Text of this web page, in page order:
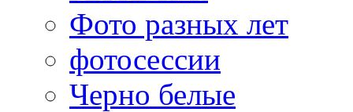
Фото разных лет
фотосессии
Черно белые